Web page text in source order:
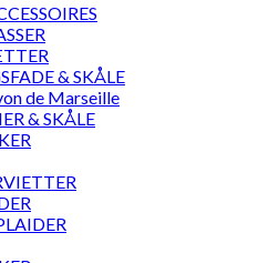
& SKÅLE
de Marseille
& SKÅLE